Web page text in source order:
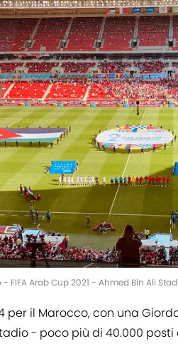
FIFA Arab Cup 2021 - Ahmed Bin Ali
per il Marocco, con una
- poco più di 40.000